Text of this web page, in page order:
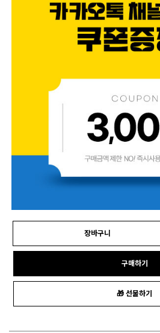
장바구니
구매하기
🎁 선물하기